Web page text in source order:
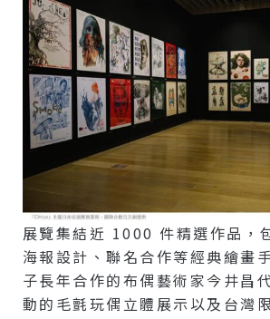
展覽集結近 1000 件精選作品，
海報設計、聯名合作等經典繪畫
子長年合作的布偶藝術家今井昌
動的毛氈玩偶立體展示以及台灣